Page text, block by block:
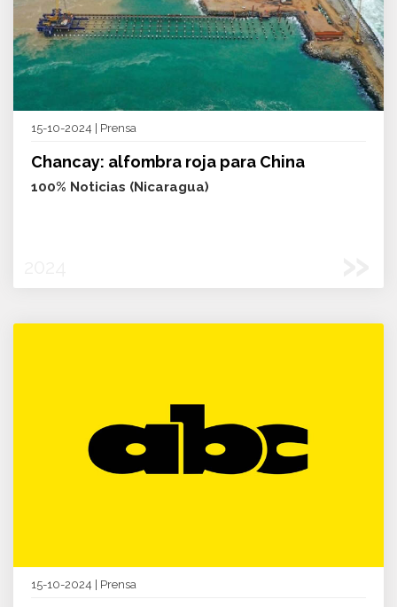
15-10-2024 | Prensa
Chancay: alfombra roja para China
100% Noticias (Nicaragua)
15-10-2024 | Prensa